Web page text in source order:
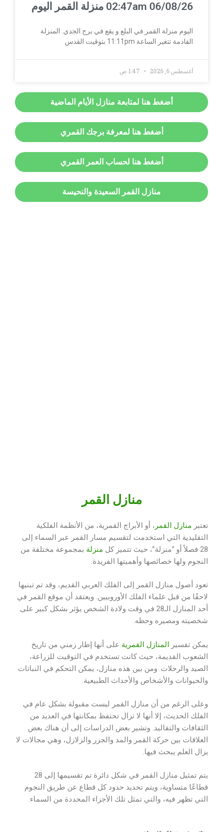
02:47am 06/08/26 منزلة القمر اليوم
اليوم منزلة القمر في البلع و يقع في برج الجدي. المنزلة
القادمة تتغير الساعة 11:11pm بتوقيت القدس
أغسطس 6, 2026
أضغط هنا لمتابعة منازل الأيام الماضية
أضغط هنا لمعرفة برجك القمري
أضغط هنا لحساب العمر القمري
منازل القمر السعيدة والنحيسة
منازل القمر
تعتبر منازل القمر ، أو الأبراج القمرية، من الأنظمة الفلكية
التقليدية التي استخدمت لتقسيم مسار القمر عبر السماء إلى
28 فصلاً أو “منزلة”، حيث تتميز كل
منزلة بمجموعة مختلفة من
النجوم ولها خصائصها وأهميتها الفريدة.
تعود أصول منازل القمر إلى الفلك العربي القديم، وقد تم تبنيها
لاحقًا من قبل علماء الفلك الأوروبيين. ويعتقد أن موقع القمر في
أحد المنازل الـ28 في وقت ولادة الشخص يؤثر بشكل كبير على
شخصيته ومصيره وحظه.
يمكن تفسير المنازل القمرية على أنها إطار زمني من تاريخ
الشعوب القديمة، حيث كانت تستخدم في التوقيت للزراعة،
الصيد والرحلات. ومن بين هذه منازل، يمكن التحكم في النباتات
والحيوانات والأشخاص والأحداث الطبيعية.
وعلى الرغم من أن منازل القمر ليست مقبولة بشكل عام في
الفلك الحديث، إلا أنها لا تزال تحتفظ بمكانتها في العديد من
الثقافات والتقاليد. وتشير بعض الدراسات إلى أن هناك بعض
العلاقات بين حركة القمر والمد والجزر والزلازل، وهي مجالات لا
يزال العلم يبحث فيها.
يتم تمثيل منازل القمر في شكل دائرة تم تقسيمها إلى 28
قطاعًا متساوية، ويتم تحديد حدود كل قطاع عن طريق النجوم
التي تظهر فيه، والتي تمثل تلك الأجزاء المحددة من السماء.